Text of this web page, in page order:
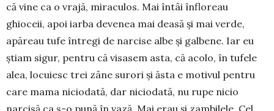
că vine ca o vrajă, miraculos. Mai întâi în­flo­reau
ghioceii, apoi iarba devenea mai deasă și mai ver­de,
apăreau tufe întregi de narcise albe și galbe­ne. Iar eu
știam sigur, pentru că visasem asta, că aco­lo, în tufele
alea, locuiesc trei zâne surori și ăsta e motivul pentru
care mama nicio­da­tă, dar nici­odată, nu rupe nicio